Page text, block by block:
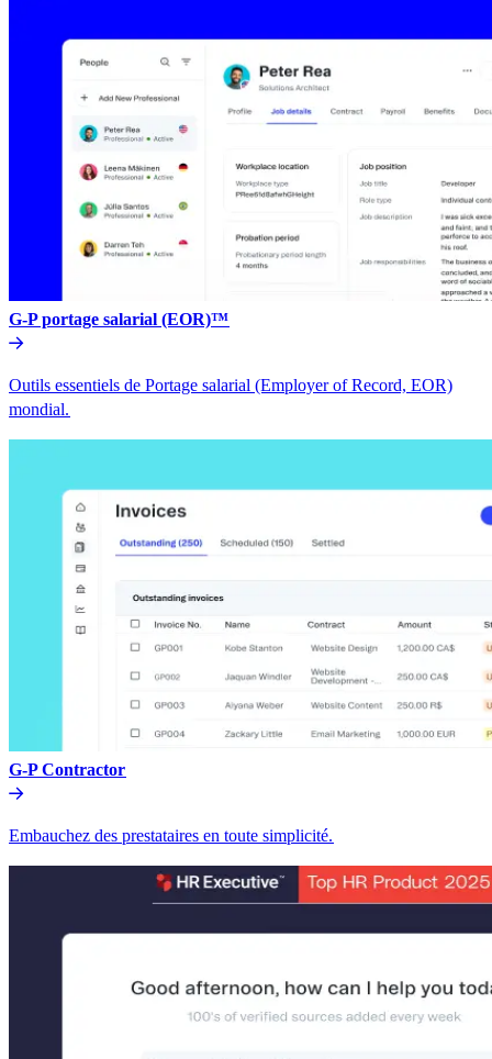
G-P portage salarial (EOR)™​​
Outils essentiels de Portage salarial (Employer of Record, EOR)
mondial.​​
G-P Contractor​​
Embauchez des prestataires en toute simplicité.​​